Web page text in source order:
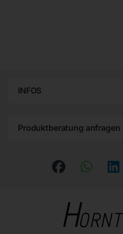
INFOS
Produktberatung anfragen